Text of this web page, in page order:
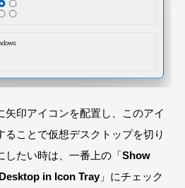
矢印アイコンを配置し、このアイ
ることで仮想デスクトップを切り
したい時は、一番上の「Show
in Icon Tray 」にチェック